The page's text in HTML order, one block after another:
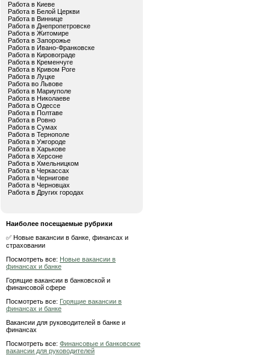
Работа в Киеве
Работа в Белой Церкви
Работа в Виннице
Работа в Днепропетровске
Работа в Житомире
Работа в Запорожье
Работа в Ивано-Франковске
Работа в Кировограде
Работа в Кременчуге
Работа в Кривом Роге
Работа в Луцке
Работа во Львове
Работа в Мариуполе
Работа в Николаеве
Работа в Одессе
Работа в Полтаве
Работа в Ровно
Работа в Сумах
Работа в Тернополе
Работа в Ужгороде
Работа в Харькове
Работа в Херсоне
Работа в Хмельницком
Работа в Черкассах
Работа в Чернигове
Работа в Черновцах
Работа в Других городах
Наиболее посещаемые рубрики
✅ Новые вакансии в банке, финансах и
страховании
Посмотреть все: Новые вакансии в
финансах и банке
Горящие вакансии в банковской и
финансовой сфере
Посмотреть все: Горящие вакансии в
финансах и банке
Вакансии для руководителей в банке и
финансах
Посмотреть все: Финансовые и банковские
вакансии для руководителей